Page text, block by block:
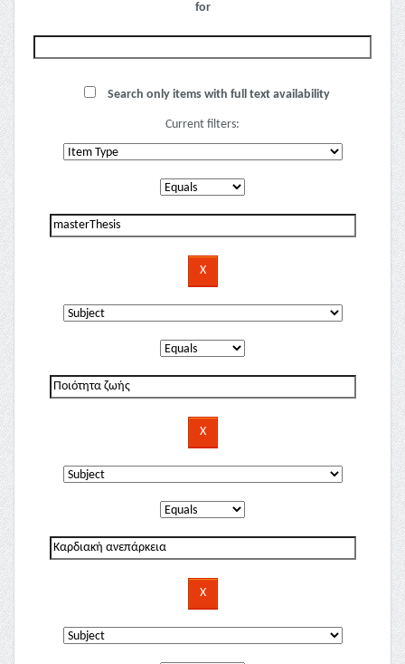
for
Search only items with full text availability
Current filters: